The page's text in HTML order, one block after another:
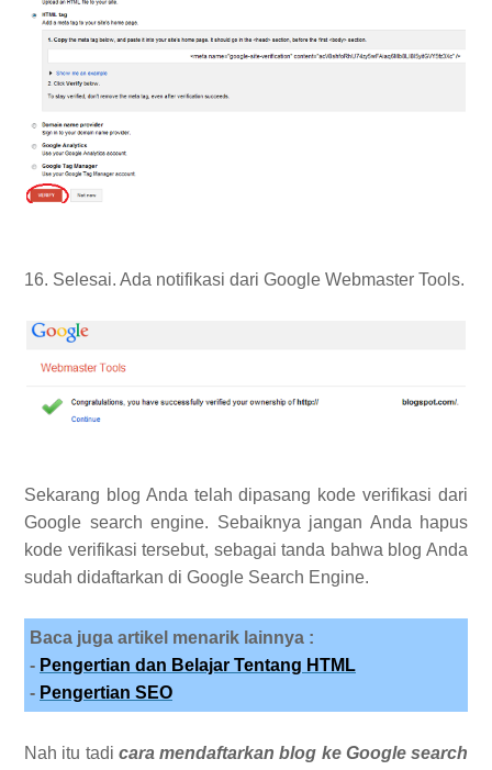
16. Selesai. Ada notifikasi dari Google Webmaster Tools.
Sekarang blog Anda telah dipasang kode verifikasi dari
Google search engine. Sebaiknya jangan Anda hapus
kode verifikasi tersebut, sebagai tanda bahwa blog Anda
sudah didaftarkan di Google Search Engine.
Baca juga artikel menarik lainnya :
- Pengertian dan Belajar Tentang HTML
- Pengertian SEO
Nah itu tadi cara mendaftarkan blog ke Google search